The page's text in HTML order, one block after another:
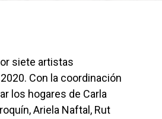
Con la coordinación
los hogares de Carla
Ariela Naftal, Rut